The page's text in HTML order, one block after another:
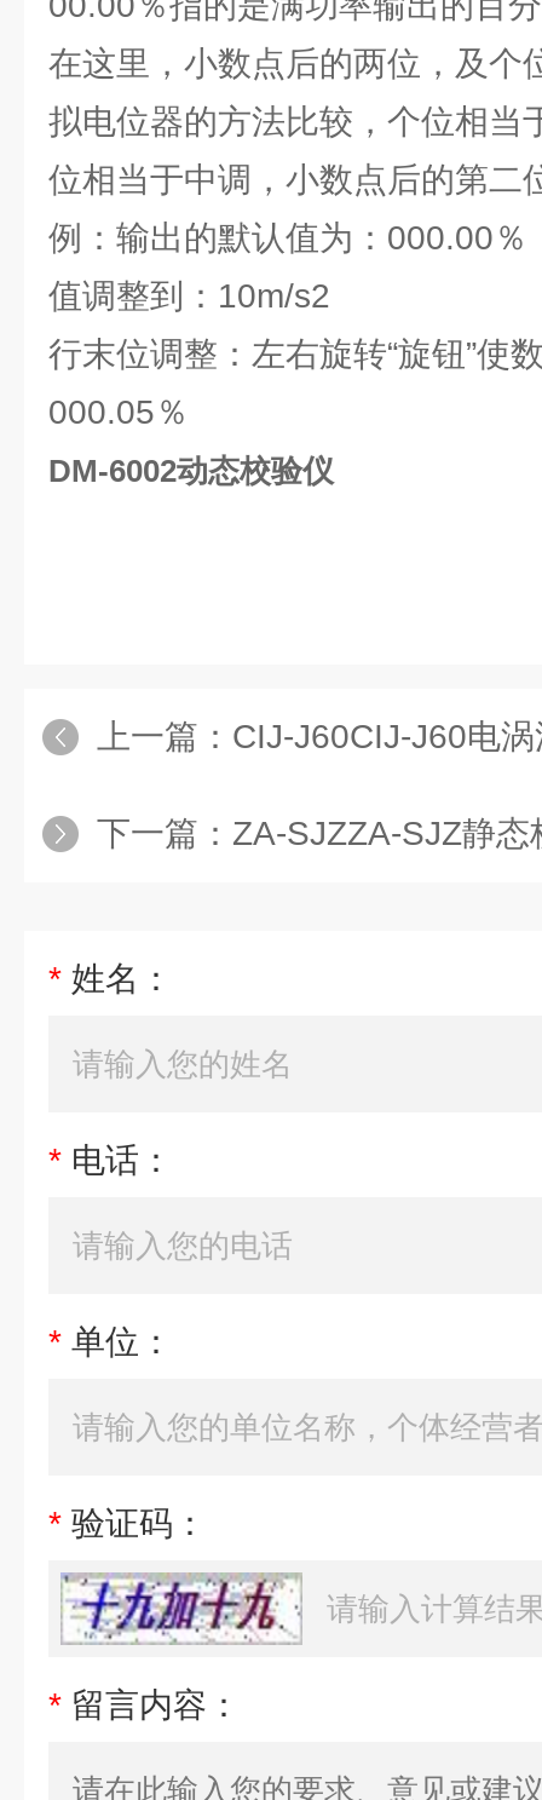
在这里，小数点后的两位，及个
拟电位器的方法比较，个位相当
位相当于中调，小数点后的第二
例：输出的默认值为：000.00％
值调整到：10m/s2
行末位调整：左右旋转“旋钮”使
000.05％
DM-6002动态校验仪
上一篇： CIJ-J60CIJ-J60电
下一篇： ZA-SJZZA-SJZ静态
* 姓名：
* 电话：
* 单位：
* 验证码：
* 留言内容：